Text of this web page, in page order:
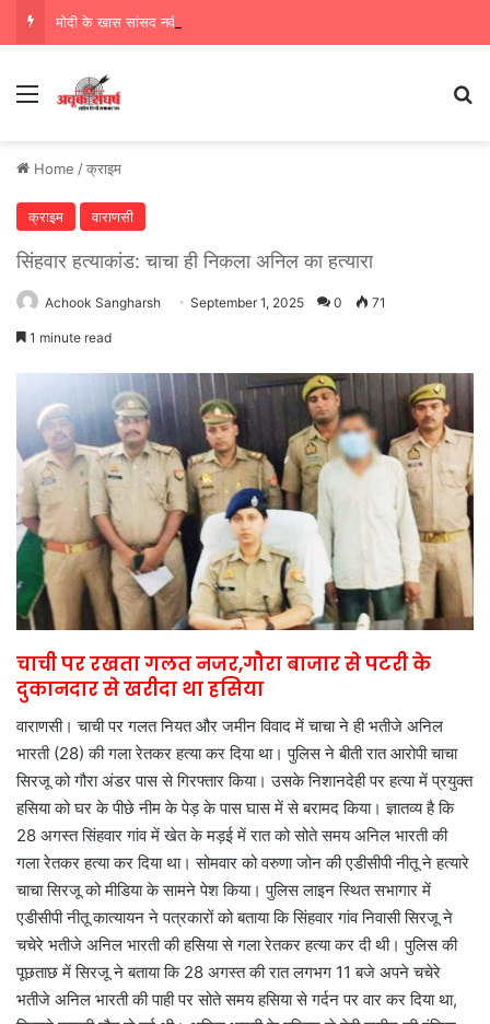
Menu
Home /क्राइम
क्राइम वाराणसी
सिंहवार हत्याकांड: चाचा ही निकला अनिल का हत्यारा
Achook Sangharsh September 1, 2025 0 71
1 minute read
चाची पर रखता गलत नजर,गौरा बाजार से पटरी के
दुकानदार से खरीदा था हसिया
वाराणसी। चाची पर गलत नियत और जमीन विवाद में चाचा ने ही भतीजे अनिल
भारती (28) की गला रेतकर हत्या कर दिया था। पुलिस ने बीती रात आरोपी चाचा
सिरजू को गौरा अंडर पास से गिरफ्तार किया। उसके निशानदेही पर हत्या में प्रयुक्त
हसिया को घर के पीछे नीम के पेड़ के पास घास में से बरामद किया। ज्ञातव्य है कि
28 अगस्त सिंहवार गांव में खेत के मड़ई में रात को सोते समय अनिल भारती की
गला रेतकर हत्या कर दिया था। सोमवार को वरुणा जोन की एडीसीपी नीतू ने हत्यारे
चाचा सिरजू को मीडिया के सामने पेश किया। पुलिस लाइन स्थित सभागार में
एडीसीपी नीतू कात्यायन ने पत्रकारों को बताया कि सिंहवार गांव निवासी सिरजू ने
चचेरे भतीजे अनिल भारती की हसिया से गला रेतकर हत्या कर दी थी। पुलिस की
पूछताछ में सिरजू ने बताया कि 28 अगस्त की रात लगभग 11 बजे अपने चचेरे
भतीजे अनिल भारती की पाही पर सोते समय हसिया से गर्दन पर वार कर दिया था,